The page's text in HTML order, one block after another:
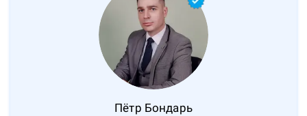
Пётр Бондарь